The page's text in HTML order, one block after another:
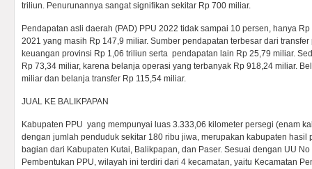
triliun. Penurunannya sangat signifikan sekitar Rp 700 miliar.
Pendapatan asli daerah (PAD) PPU 2022 tidak sampai 10 persen, hanya
2021 yang masih Rp 147,9 miliar. Sumber pendapatan terbesar dari
keuangan provinsi Rp 1,06 triliun serta pendapatan lain Rp 25,79 miliar.
Rp 73,34 miliar, karena belanja operasi yang terbanyak Rp 918,24 miliar.
miliar dan belanja transfer Rp 115,54 miliar.
JUAL KE BALIKPAPAN
Kabupaten PPU yang mempunyai luas 3.333,06 kilometer persegi (enam
dengan jumlah penduduk sekitar 180 ribu jiwa, merupakan kabupaten hasil
bagian dari Kabupaten Kutai, Balikpapan, dan Paser. Sesuai dengan UU
Pembentukan PPU, wilayah ini terdiri dari 4 kecamatan, yaitu Kecamatan